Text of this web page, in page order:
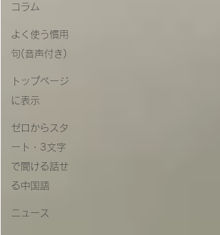
コラム
よく使う慣用
句(音声付き)
トップページ
に表示
ゼロからスタ
ート・3文字
で聞ける話せ
る中国語
ニュース